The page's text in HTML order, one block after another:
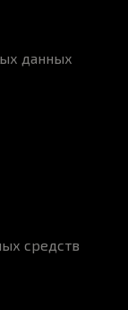
данных
средств